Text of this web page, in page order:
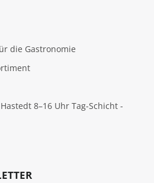
die Gastronomie
8–16 Uhr Tag-Schicht -